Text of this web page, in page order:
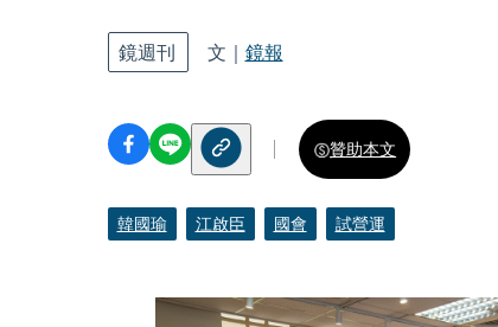
鏡週刊 文｜ 鏡報
贊助本文
韓國瑜 江啟臣 國會 試營運